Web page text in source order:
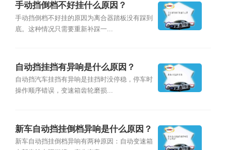
手动挡倒档不好挂什么原因？
手动挡倒档不好挂的原因为离合器踏板没有踩到
底。这种情况只需要重新补踩一...
自动挡挂挡有异响是什么原因？
自动挡汽车挂挡有异响是挂挡时没停稳，停车时
操作顺序错误，变速箱齿轮磨损...
新车自动挡挂倒档异响是什么原因？
新车自动挡挂倒档异响有两种原因：自动变速箱